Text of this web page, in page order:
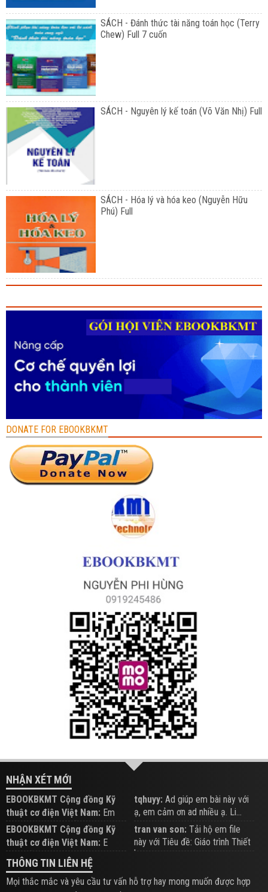
SÁCH - Đánh thức tài năng toán học (Terry
Chew) Full 7 cuốn
SÁCH - Nguyên lý kế toán (Võ Văn Nhị) Full
SÁCH - Hóa lý và hóa keo (Nguyễn Hữu
Phú) Full
DONATE FOR EBOOKBKMT
NHẬN XÉT MỚI
EBOOKBKMT Cộng đồng Kỹ
thuật cơ điện Việt Nam: Em
đăng trên Group hỗ trợ nhé
tqhuyy: Ad giúp em bài này với
ạ, em cảm ơn ad nhiều ạ. Li...
EBOOKBKMT Cộng đồng Kỹ
thuật cơ điện Việt Nam: E
xem hỗ trợ trên Group
tran van son: Tải hộ em file
này với Tiêu đề: Giáo trình Thiết
b...
THÔNG TIN LIÊN HỆ
Mọi thắc mắc và yêu cầu tư vấn hỗ trợ hay mong muốn được hợp